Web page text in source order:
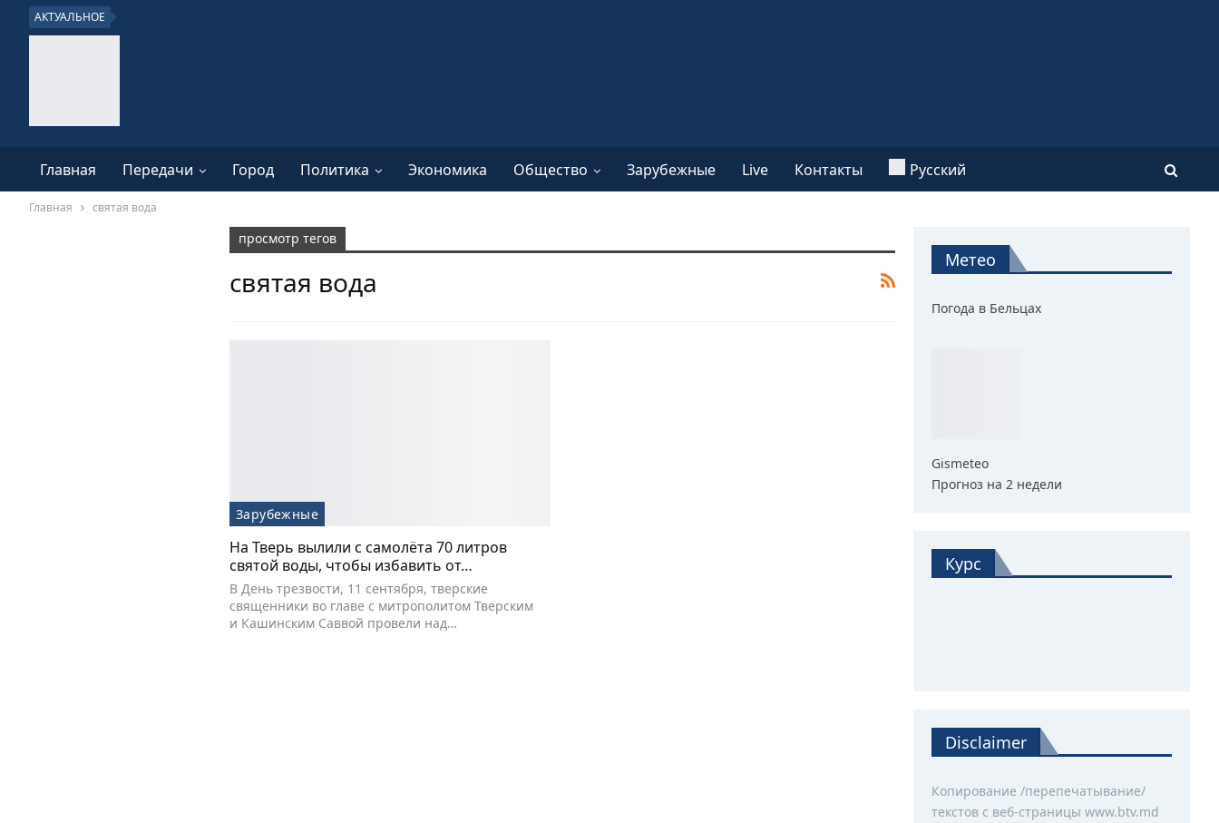
АКТУАЛЬНОЕ
Главная Передачи Город Политика Экономика Общество Зарубежные Live Контакты Русский
Главная святая вода
просмотр тегов
святая вода
Зарубежные
На Тверь вылили с самолёта 70 литров
святой воды, чтобы избавить от…
В День трезвости, 11 сентября, тверские
священники во главе с митрополитом Тверским
и Кашинским Саввой провели над…
Метео
Погода в Бельцах
Gismeteo
Прогноз на 2 недели
Курс
Disclaimer
Копирование /перепечатывание/
текстов с веб-страницы www.btv.md